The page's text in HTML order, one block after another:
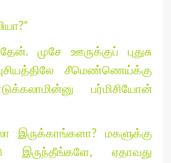
முசே ஊருக்குப் புதுசு
சீமெண்ணெய்க்கு
பர்மிசியோன்
இருக்காங்களா? மகளுக்கு
இருந்தீங்களே, ஏதாவது